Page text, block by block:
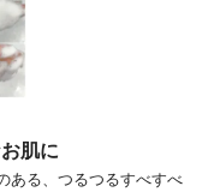
肌に
ある、つるつるすべすべ